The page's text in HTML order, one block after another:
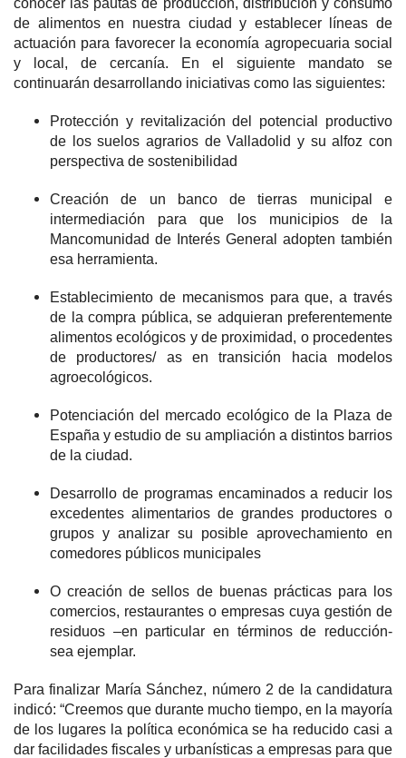
de alimentos en nuestra ciudad y establecer líneas de
actuación para favorecer la economía agropecuaria social
y local, de cercanía. En el siguiente mandato se
continuarán desarrollando iniciativas como las siguientes:
Protección y revitalización del potencial productivo
de los suelos agrarios de Valladolid y su alfoz con
perspectiva de sostenibilidad
Creación de un banco de tierras municipal e
intermediación para que los municipios de la
Mancomunidad de Interés General adopten también
esa herramienta.
Establecimiento de mecanismos para que, a través
de la compra pública, se adquieran preferentemente
alimentos ecológicos y de proximidad, o procedentes
de productores/ as en transición hacia modelos
agroecológicos.
Potenciación del mercado ecológico de la Plaza de
España y estudio de su ampliación a distintos barrios
de la ciudad.
Desarrollo de programas encaminados a reducir los
excedentes alimentarios de grandes productores o
grupos y analizar su posible aprovechamiento en
comedores públicos municipales
O creación de sellos de buenas prácticas para los
comercios, restaurantes o empresas cuya gestión de
residuos –en particular en términos de reducción-
sea ejemplar.
Para finalizar María Sánchez, número 2 de la candidatura
indicó: “Creemos que durante mucho tiempo, en la mayoría
de los lugares la política económica se ha reducido casi a
dar facilidades fiscales y urbanísticas a empresas para que